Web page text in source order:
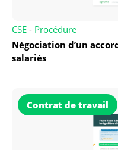
CSE - Procédure
Négociation d’un
salariés
Contrat de travail